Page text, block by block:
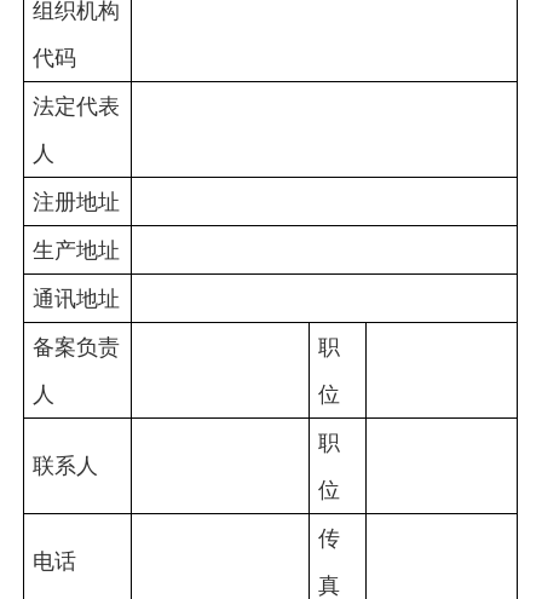
组织机构
代码
法定代表
人
注册地址
生产地址
通讯地址
备案负责
人
职
位
联系人
职
位
电话
传
真